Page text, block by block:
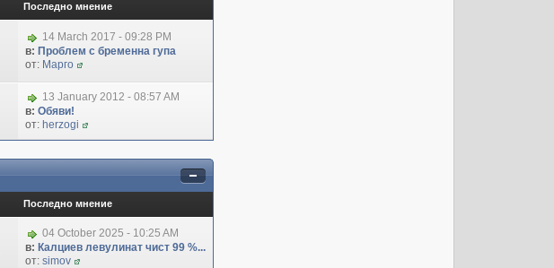
Последно мнение
14 March 2017 - 09:28 PM
в: Проблем с бременна гупа
от: Марго
13 January 2012 - 08:57 AM
в: Обяви!
от: herzogi
Последно мнение
04 October 2025 - 10:25 AM
в: Калциев левулинат чист 99 %...
от: simov